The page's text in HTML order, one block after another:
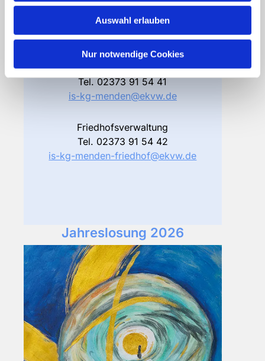
Auswahl erlauben
Nur notwendige Cookies
Di – Fr 10.00 – 12.30 Uhr
Do 15.00 – 17.00 Uhr
und nach Vereinbarung
Gemeindebüro
Tel.02373 91 54 41
is-kg-menden@ekvw.de
Friedhofsverwaltung
Tel. 02373 91 54 42
is-kg-menden-friedhof@ekvw.de
Jahreslosung 2026